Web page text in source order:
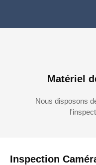
Inspection
Matériel
Nous disposons